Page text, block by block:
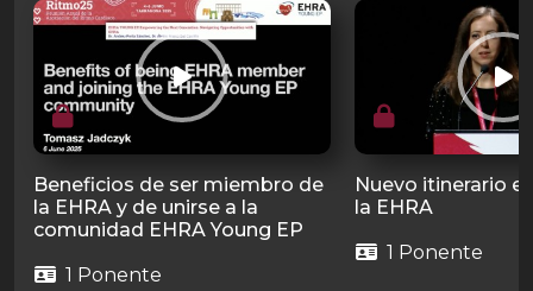
Beneficios de ser miembro de
la EHRA y de unirse a la
comunidad EHRA Young EP
1 Ponente
Nuevo itinerario
la EHRA
1 Ponente